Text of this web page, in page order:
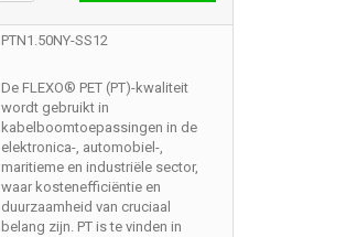
PTN1.50NY-SS12
De FLEXO® PET (PT)-kwaliteit
wordt gebruikt in
kabelboomtoepassingen in de
elektronica-, automobiel-,
maritieme en industriële sector,
waar kostenefficiëntie en
duurzaamheid van cruciaal
belang zijn. PT is te vinden in